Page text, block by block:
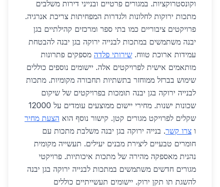
וקונסטרוקציות. במגורים פרטיים ובנייני דירות משלבים
מתכות ירוקות לחלונות ולגדרות המפחיתות צריכת אנרגיה.
פרויקטים ציבוריים כמו בתי ספר ומרכזים קהילתיים בגן
יבנה משתמשים במתכות לבנייה ירוקה בגן יבנה להבטחת
עמידות ארוכת טווח. שירותי פלדה מספקים פתרונות
מותאמים אישית לפרויקטים אלה. יישומים נוספים כוללים
שימוש בברזל ממוחזר בתשתיות תחבורה מקומיות. מתכות
לבנייה ירוקה בגן יבנה תומכות בפרויקטים של שיקום
שכונות ישנות. מחירי יישום ממוצעים עומדים על 12000
שקלים לפרויקט מגורים קטן. קישור נוסף הוא הצעת מחיר
ו צרו קשר. בנייה ירוקה בגן יבנה משלבת מתכות עם
חומרים טבעיים ליצירת מבנים יעילים. תעשייה מקומית
נהנית מאספקה מהירה של מתכות איכותיות. פרויקטי
מגורים חדשים משתמשים במתכות לבנייה ירוקה בגן יבנה
להשגת תו תקן ירוק. יישומים תעשייתיים כוללים